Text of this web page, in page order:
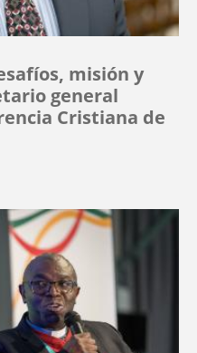
misión y
general
Cristiana de